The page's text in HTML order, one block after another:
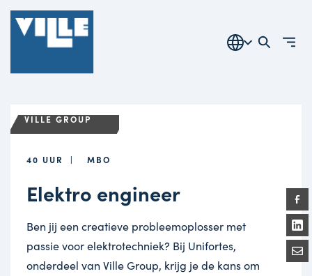
VILLE GROUP
40 UUR MBO
Elektro engineer
Ben jij een creatieve probleemoplosser met
passie voor elektrotechniek? Bij Unifortes,
onderdeel van Ville Group, krijg je de kans om